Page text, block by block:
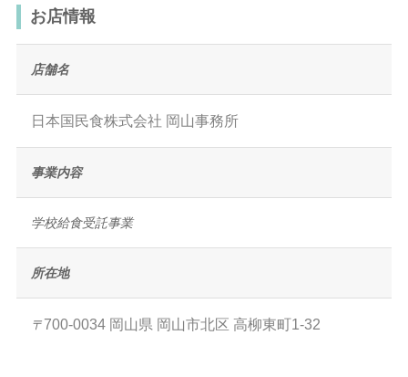
お店情報
店舗名
日本国民食株式会社 岡山事務所
事業内容
学校給食受託事業
所在地
〒700-0034 岡山県 岡山市北区 高柳東町1-32